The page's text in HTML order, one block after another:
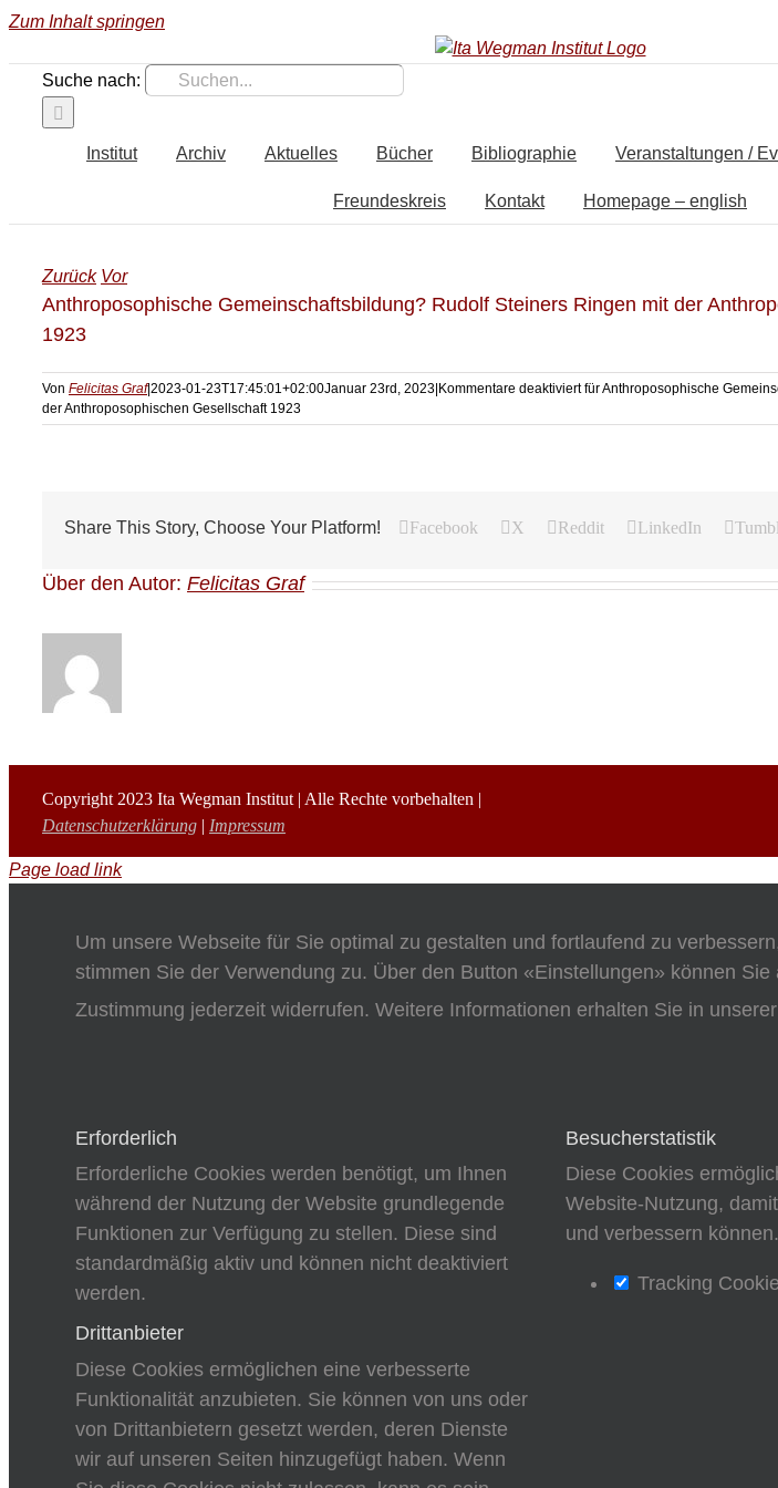
Zum Inhalt springen
Suche nach:
Institut Archiv Aktuelles Bücher Bibliographie Veranstaltungen /
Freundeskreis Kontakt Homepage – english
Zurück Vor
Anthroposophische Gemeinschaftsbildung? Rudolf Steiners Ringen mit der
1923
Von Felicitas Graf|2023-01-23T17:45:01+02:00Januar 23rd, 2023 Kommentare deaktiviertfür Anthroposophische
der Anthroposophischen Gesellschaft 1923
Share This Story, Choose Your Platform! Facebook X Reddit LinkedIn
Über den Autor: Felicitas Graf
Copyright 2023 Ita Wegman Institut | Alle Rechte vorbehalten |
Datenschutzerklärung | Impressum
Page load link
Um unsere Webseite für Sie optimal zu gestalten und fortlaufend zu
stimmen Sie der Verwendung zu. Über den Button «Einstellungen» können
Zustimmung jederzeit widerrufen. Weitere Informationen erhalten Sie in
Erforderlich
Erforderliche Cookies werden benötigt, um Ihnen
während der Nutzung der Website grundlegende
Funktionen zur Verfügung zu stellen. Diese sind
standardmäßig aktiv und können nicht deaktiviert
werden.
Besucherstatistik
Diese Cookies
Website-Nutzung,
und verbessern können.
Tracking
Drittanbieter
Diese Cookies ermöglichen eine verbesserte
Funktionalität anzubieten. Sie können von uns oder
von Drittanbietern gesetzt werden, deren Dienste
wir auf unseren Seiten hinzugefügt haben. Wenn